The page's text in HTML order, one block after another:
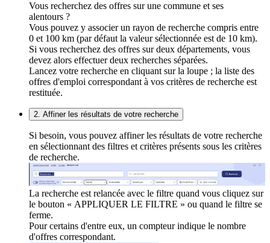
Vous recherchez des offres sur une commune et ses
alentours ?
Vous pouvez y associer un rayon de recherche compris entre
0 et 100 km (par défaut la valeur sélectionnée est de 10 km).
Si vous recherchez des offres sur deux départements, vous
devez alors effectuer deux recherches séparées.
Lancez votre recherche en cliquant sur la loupe ; la liste des
offres d'emploi correspondant à vos critères de recherche est
restituée.
2. Affiner les résultats de votre recherche
Si besoin, vous pouvez affiner les résultats de votre recherche
en sélectionnant des filtres et critères présents sous les critères
de recherche.
La recherche est relancée avec le filtre quand vous cliquez sur
le bouton « APPLIQUER LE FILTRE » ou quand le filtre se
ferme.
Pour certains d'entre eux, un compteur indique le nombre
d'offres correspondant.